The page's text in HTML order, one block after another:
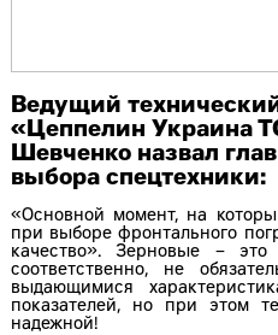
Ведущий
«Цеппелин Украина
Шевченко назвал
выбора спецтехники:
«Основной момент, на
при выборе фронтального
качество». Зерновые –
соответственно, не
выдающимися
показателей, но при этом
надежной!